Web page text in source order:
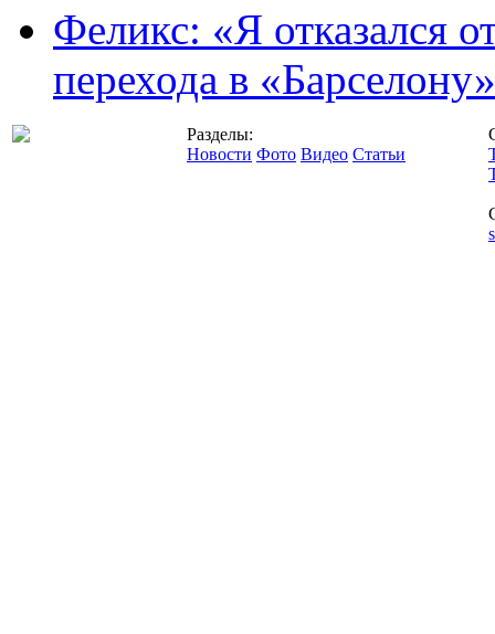
Феликс: «Я отказался
перехода в «Барселону»
Разделы:
Новости Фото Видео Статьи